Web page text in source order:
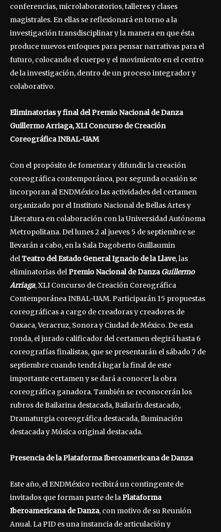
conferencias, microlaboratorios, talleres y clases
magistrales. En ellas se reflexionará en torno a la
investigación transdisciplinar y la manera en que ésta
produce nuevos enfoques para pensar narrativas para el
futuro, colocando el cuerpo y el movimiento en el centro
de la investigación, dentro de un proceso integrador y
colaborativo.
Eliminatorias y final del Premio Nacional de Danza
Guillermo Arriaga, XLI Concurso de Creación
Coreográfica INBAL-UAM
Con el propósito de fomentar y difundir la creación
coreográfica contemporánea, por segunda ocasión se
incorporan al ENDMéxico las actividades del certamen
organizado por el Instituto Nacional de Bellas Artes y
Literatura en colaboración con la Universidad Autónoma
Metropolitana. Del lunes 2 al jueves 5 de septiembre se
llevarán a cabo, en la Sala Dagoberto Guillaumin
delTeatro del Estado General Ignacio de la Llave, las
eliminatorias delPremio Nacional de DanzaGuillermo
Arriaga, XLI Concurso de Creación Coreográfica
Contemporánea INBAL-UAM. Participarán 15 propuestas
coreográficas a cargo de creadoras y creadores de
Oaxaca, Veracruz, Sonora y Ciudad de México. De esta
ronda, el jurado calificador del certamen elegirá hasta 6
coreografías finalistas, que se presentarán el sábado 7 de
septiembre cuando tendrá lugar la final de este
importante certamen y se dará a conocer la obra
coreográfica ganadora. También se reconocerán los
rubros de Bailarina destacada, Bailarín destacado,
Dramaturgia coreográfica destacada, Iluminación
destacada y Música original destacada.
Presencia de la Plataforma Iberoamericana de Danza
Este año, el ENDMéxico recibirá un contingente de
invitados que forman parte de laPlataforma
Iberoamericana de Danza, con motivo de su Reunión
Anual. La PID es una instancia de articulación y